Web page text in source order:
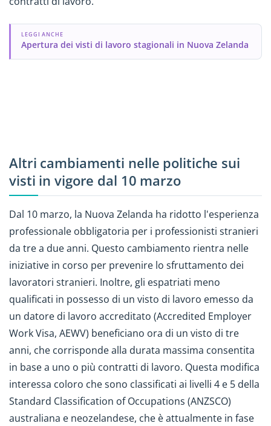
LEGGI ANCHE
Apertura dei visti di lavoro stagionali in Nuova Zelanda
Altri cambiamenti nelle politiche sui
visti in vigore dal 10 marzo
Dal 10 marzo, la Nuova Zelanda ha ridotto l'esperienza
professionale obbligatoria per i professionisti stranieri
da tre a due anni. Questo cambiamento rientra nelle
iniziative in corso per prevenire lo sfruttamento dei
lavoratori stranieri. Inoltre, gli espatriati meno
qualificati in possesso di un visto di lavoro emesso da
un datore di lavoro accreditato (Accredited Employer
Work Visa, AEWV) beneficiano ora di un visto di tre
anni, che corrisponde alla durata massima consentita
in base a uno o più contratti di lavoro. Questa modifica
interessa coloro che sono classificati ai livelli 4 e 5 della
Standard Classification of Occupations (ANZSCO)
australiana e neozelandese, che è attualmente in fase